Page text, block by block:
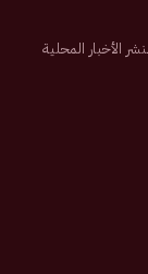
تم تأسيسها عام 2007م تهتم بنشر الأخبار المحلية